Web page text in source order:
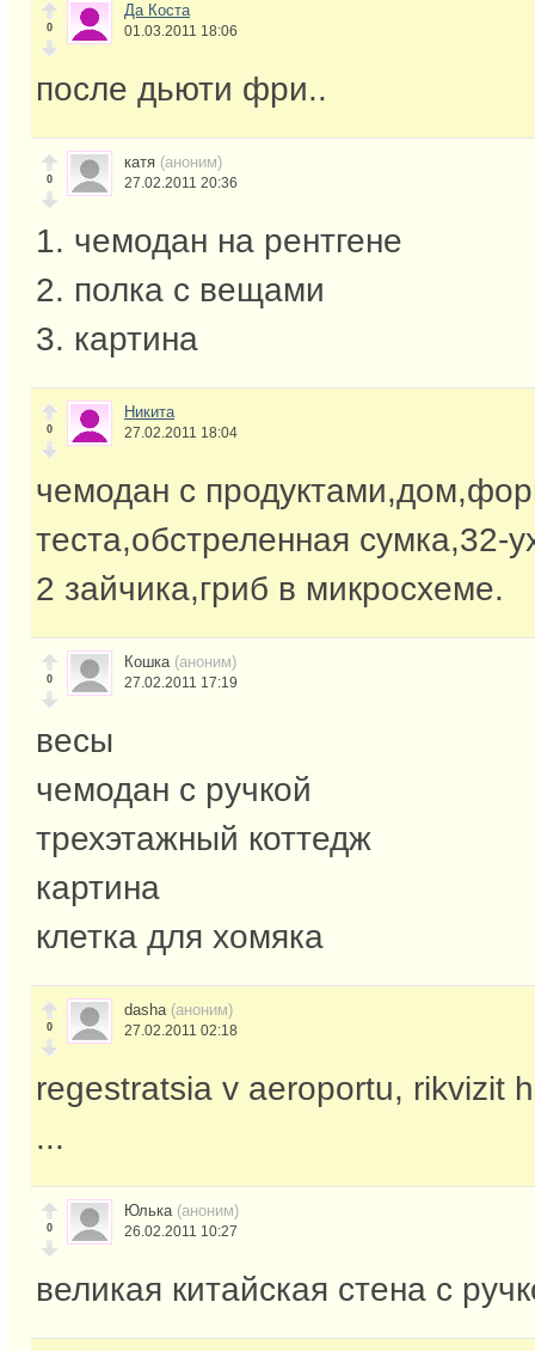
0
Да Коста
01.03.2011 18:06
после дьюти фри..
0
катя (аноним)
27.02.2011 20:36
1. чемодан на рентгене
2. полка с вещами
3. картина
0
Никита
27.02.2011 18:04
чемодан с
теста,обстреленная сумка,32-
2 зайчика,гриб в микросхеме.
0
Кошка (аноним)
27.02.2011 17:19
весы
чемодан с ручкой
трехэтажный коттедж
картина
клетка для хомяка
0
dasha (аноним)
27.02.2011 02:18
regestratsia v aeroportu, rikvizit
...
0
Юлька (аноним)
26.02.2011 10:27
великая китайская стена с